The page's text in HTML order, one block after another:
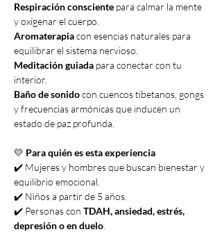
Respiración consciente para calmar la mente
y oxigenar el cuerpo.
Aromaterapia con esencias naturales para
equilibrar el sistema nervioso.
Meditación guiada para conectar con tu
interior.
Baño de sonido con cuencos tibetanos, gongs
y frecuencias armónicas que inducen un
estado de paz profunda.
💛 Para quién es esta experiencia
✔️ Mujeres y hombres que buscan bienestar y
equilibrio emocional.
✔️ Niños a partir de 5 años.
✔️ Personas con TDAH, ansiedad, estrés,
depresión o en duelo